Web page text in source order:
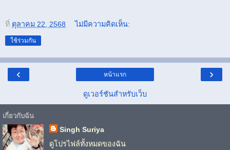
ที่ ตุลาคม 22, 2568 ไม่มีความคิดเห็น:
ใช้ร่วมกัน
‹ ›
หน้าแรก
ดูเวอร์ชันสำหรับเว็บ
เกี่ยวกับฉัน
Singh Suriya
ดูโปรไฟล์ทั้งหมดของฉัน